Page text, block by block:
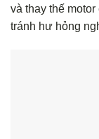
và thay thế
tránh hư hỏng